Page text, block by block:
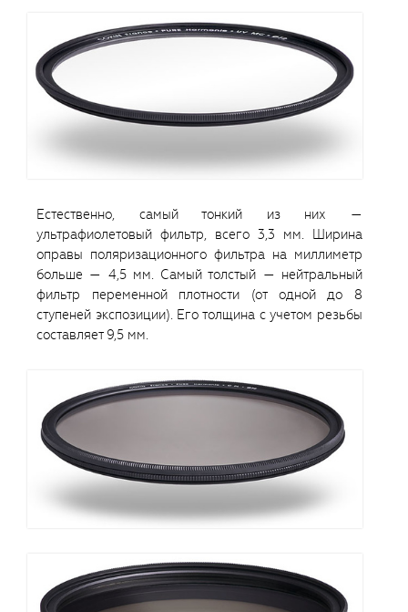
Естественно, самый тонкий из них —
ультрафиолетовый фильтр, всего 3,3 мм. Ширина
оправы поляризационного фильтра на миллиметр
больше — 4,5 мм. Самый толстый — нейтральный
фильтр переменной плотности (от одной до 8
ступеней экспозиции). Его толщина с учетом резьбы
составляет 9,5 мм.